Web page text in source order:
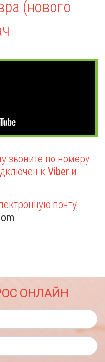
(нового
звоните по номеру
к Viber и
почту
ОНЛАЙН